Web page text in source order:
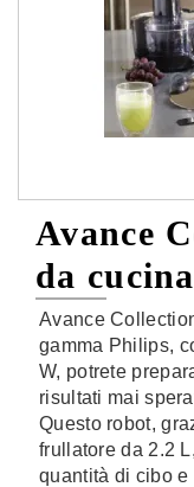
Avance
da cucina
Avance
gamma Philips,
W, potrete
risultati mai
Questo robot,
frullatore da 2.2
quantità di cibo